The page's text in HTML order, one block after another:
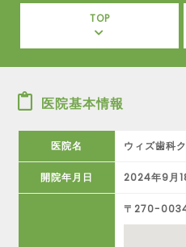
TOP
医院基本情報
医院名 ウィズ歯科
開院年月日 2024年9月
〒270-